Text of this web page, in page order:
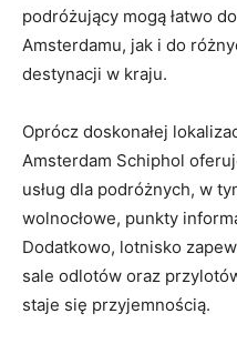
podróżujący‍ mogą łatwo
Amsterdamu, jak⁣ i do​
destynacji ⁢w kraju.
Oprócz doskonałej
Amsterdam Schiphol
usług dla podróżnych,‌ w​
wolnocłowe, punkty‌
Dodatkowo, lotnisko
sale odlotów‌ oraz
⁢staje się przyjemnością.